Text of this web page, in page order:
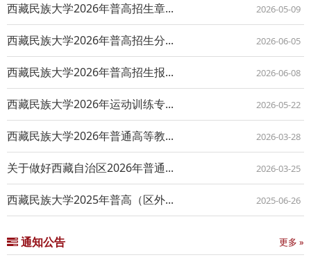
西藏民族大学2026年普高招生章... 2026-05-09
西藏民族大学2026年普高招生分... 2026-06-05
西藏民族大学2026年普高招生报... 2026-06-08
西藏民族大学2026年运动训练专... 2026-05-22
西藏民族大学2026年普通高等教... 2026-03-28
关于做好西藏自治区2026年普通... 2026-03-25
西藏民族大学2025年普高（区外... 2025-06-26
通知公告 更多 »